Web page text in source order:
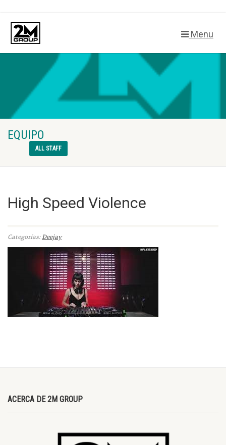
Menu
EQUIPO
ALL STAFF
High Speed Violence
Categorías:Deejay
ACERCA DE 2M GROUP